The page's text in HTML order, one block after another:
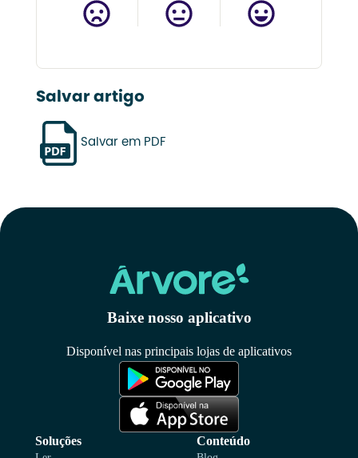
Salvar artigo
Salvar em PDF
Baixe nosso aplicativo
Disponível nas principais lojas de aplicativos
Soluções Conteúdo